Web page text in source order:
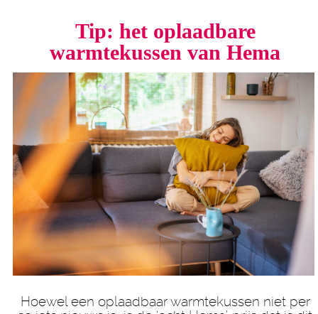
Tip: het oplaadbare
warmtekussen van Hema
Hoewel een oplaadbaar warmtekussen niet per